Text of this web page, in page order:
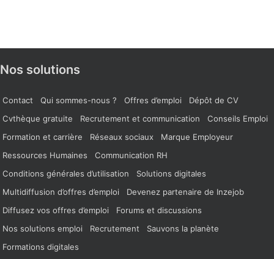
Nos solutions
Contact Qui sommes-nous ? Offres d’emploi
Dépôt de CV
Cvthèque gratuite
Recrutement et communication
Conseils Emploi
Formation et carrière
Réseaux sociaux
Marque Employeur
Ressources Humaines
Communication RH
Conditions générales d’utilisation
Solutions digitales
Multidiffusion d’offres d’emploi
Devenez partenaire de Inzejob
Diffusez vos offres d’emploi
Forums et discussions
Nos solutions emploi
Recrutement
Sauvons la planète
Formations digitales